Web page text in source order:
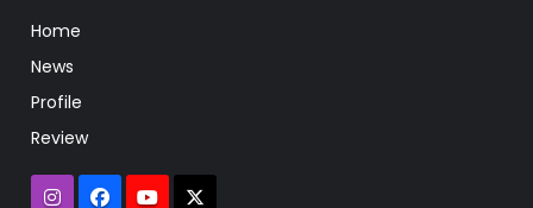
Home
News
Profile
Review